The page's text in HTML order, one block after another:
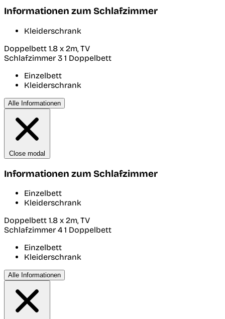
Informationen zum Schlafzimmer
Kleiderschrank
Doppelbett 1.8 x 2m, TV
Schlafzimmer 3 1 Doppelbett
Einzelbett
Kleiderschrank
Alle Informationen
Close modal
Informationen zum Schlafzimmer
Einzelbett
Kleiderschrank
Doppelbett 1.8 x 2m, TV
Schlafzimmer 4 1 Doppelbett
Einzelbett
Kleiderschrank
Alle Informationen